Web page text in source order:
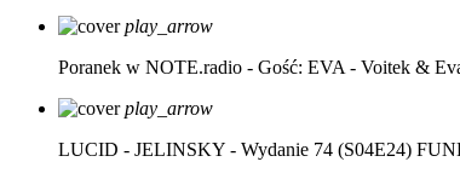
play_arrow
Poranek w NOTE.radio - Gość: EVA - Voitek &
play_arrow
LUCID - JELINSKY - Wydanie 74 (S04E24)